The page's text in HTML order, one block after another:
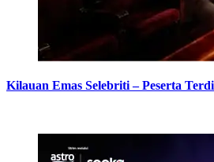
Kilauan Emas Selebriti – Peserta